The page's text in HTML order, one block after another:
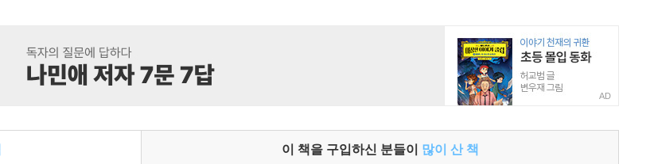
AD
이 책을 구입하신 분들이 많이 산 책